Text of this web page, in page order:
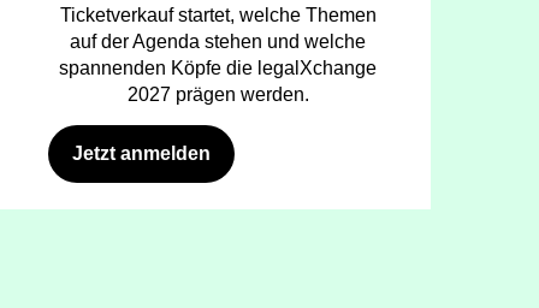
Ticketverkauf startet, welche Themen
auf der Agenda stehen und welche
spannenden Köpfe die legalXchange
2027 prägen werden.
Jetzt anmelden